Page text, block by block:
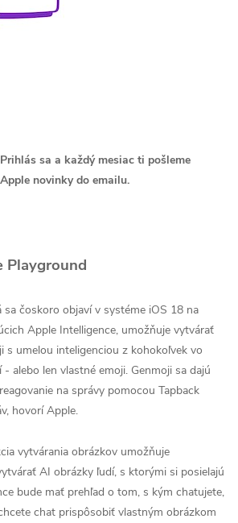
sa a každý mesiac ti pošleme
novinky do emailu.
Playground
sa čoskoro objaví v systéme iOS 18 na
Apple Intelligence, umožňuje vytvárať
s umelou inteligenciou z kohokoľvek vo
alebo len vlastné emoji. Genmoji sa dajú
na správy pomocou Tapback
hovorí Apple.
vytvárania obrázkov umožňuje
AI obrázky ľudí, s ktorými si posielajú
bude mať prehľad o tom, s kým chatujete,
chat prispôsobiť vlastným obrázkom